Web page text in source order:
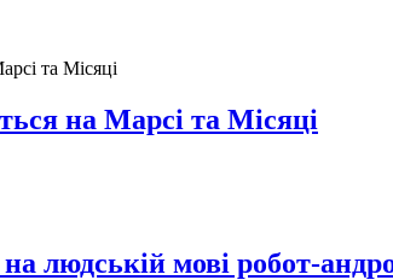
на Марсі та Місяці
людській мові робот-